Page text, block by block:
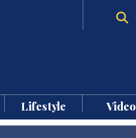
Lifestyle Video